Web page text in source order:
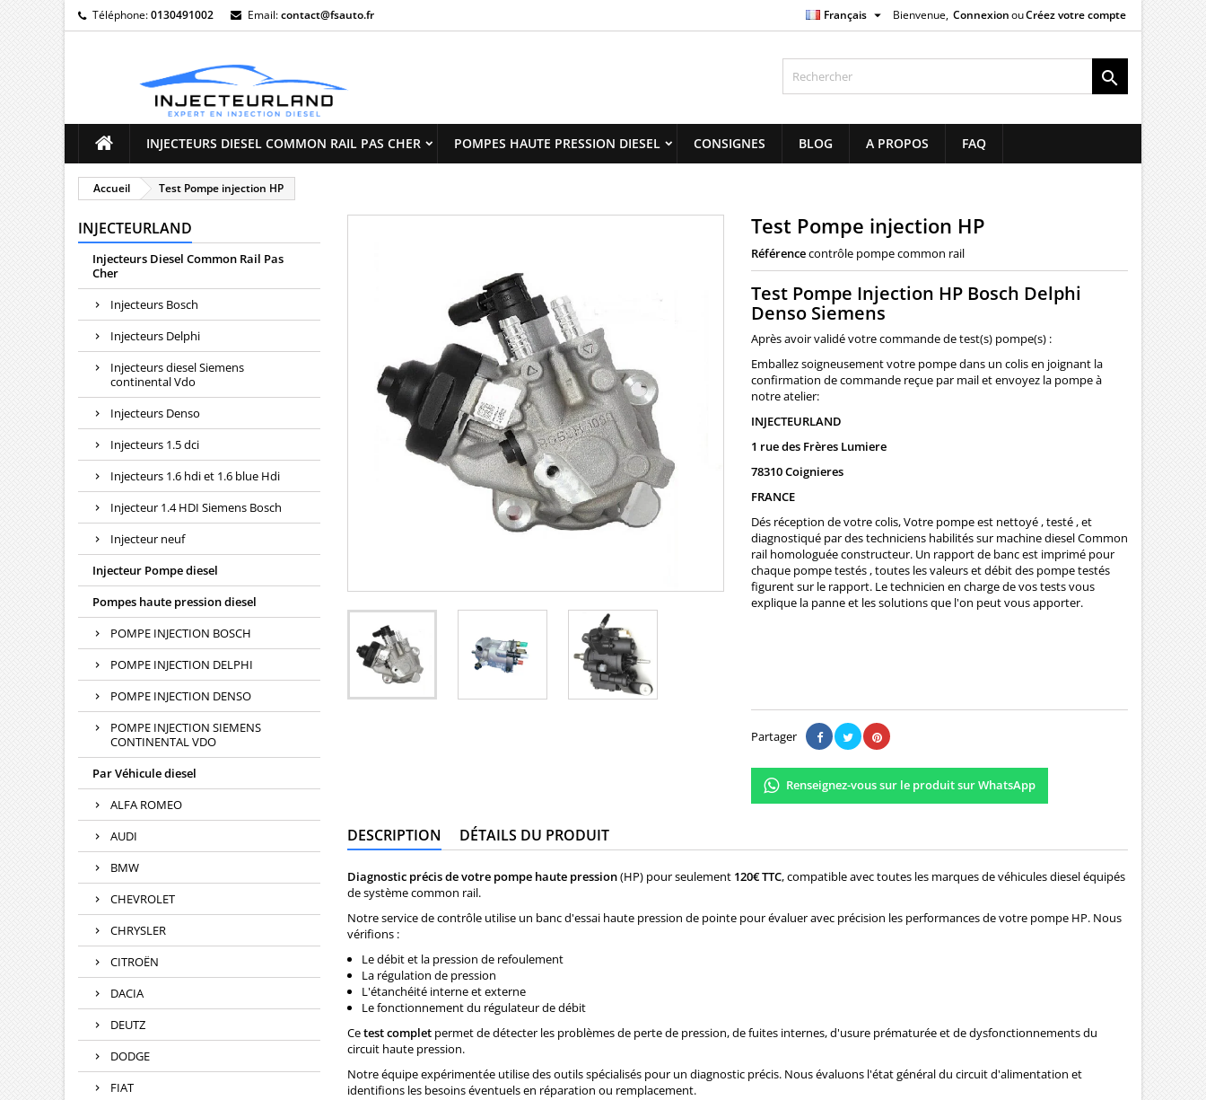
Téléphone:0130491002 Email:contact@fsauto.fr Bienvenue, ConnexionouCréez votre compte
Français 

INJECTEURS DIESEL COMMON RAIL PAS CHER POMPES HAUTE PRESSION DIESEL CONSIGNES BLOG A PROPOS FAQ
Accueil Test Pompe injection HP
INJECTEURLAND
Injecteurs Diesel Common Rail Pas
Cher
Injecteurs Bosch
Injecteurs Delphi
Injecteurs diesel Siemens
continental Vdo
Injecteurs Denso
Injecteurs 1.5 dci
Injecteurs 1.6 hdi et 1.6 blue Hdi
Injecteur 1.4 HDI Siemens Bosch
Injecteur neuf
Injecteur Pompe diesel
Pompes haute pression diesel
POMPE INJECTION BOSCH
POMPE INJECTION DELPHI
POMPE INJECTION DENSO
POMPE INJECTION SIEMENS
CONTINENTAL VDO
Par Véhicule diesel
ALFA ROMEO
AUDI
BMW
CHEVROLET
CHRYSLER
CITROËN
DACIA
DEUTZ
DODGE
FIAT
Test Pompe injection HP
Référencecontrôle pompe common rail
Test Pompe Injection HP Bosch Delphi
Denso Siemens
Après avoir validé votre commande de test(s) pompe(s) :
Emballez soigneusement votre pompe dans un colis en joignant la
confirmation de commande reçue par mail et envoyez la pompe à
notre atelier:
INJECTEURLAND
1 rue des Frères Lumiere
78310 Coignieres
FRANCE
Dés réception de votre colis, Votre pompe est nettoyé , testé , et
diagnostiqué par des techniciens habilités sur machine diesel Common
rail homologuée constructeur. Un rapport de banc est imprimé pour
chaque pompe testés , toutes les valeurs et débit des pompe testés
figurent sur le rapport. Le technicien en charge de vos tests vous
explique la panne et les solutions que l'on peut vous apporter.
Partager
Renseignez-vous sur le produit sur WhatsApp
DESCRIPTION DÉTAILS DU PRODUIT
Diagnostic précis de votre pompe haute pression(HP) pour seulement 120€ TTC, compatible avec toutes les marques de véhicules diesel équipés
de système common rail.
Notre service de contrôle utilise un banc d'essai haute pression de pointe pour évaluer avec précision les performances de votre pompe HP. Nous
vérifions :
Le débit et la pression de refoulement
La régulation de pression
L'étanchéité interne et externe
Le fonctionnement du régulateur de débit
Cetest complet permet de détecter les problèmes de perte de pression, de fuites internes, d'usure prématurée et de dysfonctionnements du
circuit haute pression.
Notre équipe expérimentée utilise des outils spécialisés pour un diagnostic précis. Nous évaluons l'état général du circuit d'alimentation et
identifions les besoins éventuels en réparation ou remplacement.
×
add_circle_outlineCreate new list
×
×